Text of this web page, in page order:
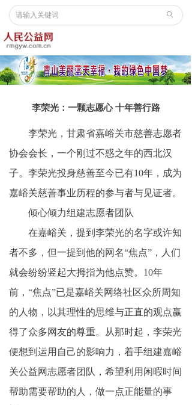
ꄙ
李荣光：一颗志愿心 十年善行路
李荣光，甘肃省嘉峪关市慈善志愿者
协会会长，一个刚过不惑之年的西北汉
子。李荣光投身慈善至今已有10年，成为
嘉峪关慈善事业历程的参与者与见证者。
倾心倾力组建志愿者团队
在嘉峪关，提到李荣光的名字或许知
者不多，但一提到他的网名“焦点”，人们
就会纷纷竖起大拇指为他点赞。10年
前，“焦点”已是嘉峪关网络社区众所周知
的人物，以其理性的思维与正直的观点赢
得了众多网友的尊重。从那时起，李荣光
便想到运用自己的影响力，着手组建嘉峪
关公益网志愿者团队，希望利用闲暇时间
帮助需要帮助的人，做一点正能量的事